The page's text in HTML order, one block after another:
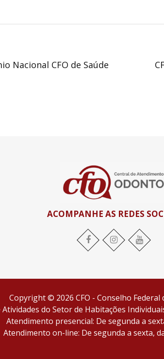
Nacional CFO de Saúde
ACOMPANHE AS REDES
Facebook Instagram YouTube
Copyright © 2026 CFO - Conselho Federal
do Setor de Habitações
Atendimento presencial: De segunda a
Atendimento on-line: De segunda a sexta,